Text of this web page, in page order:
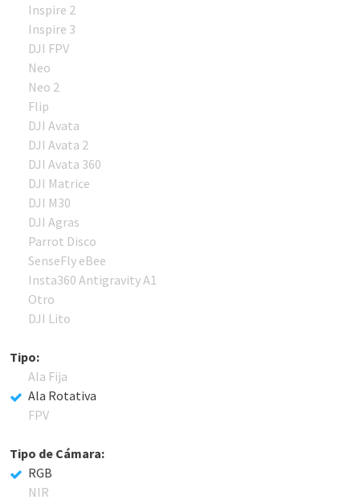
Inspire 2
Inspire 3
DJI FPV
Neo
Neo 2
Flip
DJI Avata
DJI Avata 2
DJI Avata 360
DJI Matrice
DJI M30
DJI Agras
Parrot Disco
SenseFly eBee
Insta360 Antigravity A1
Otro
DJI Lito
Tipo:
Ala Fija
Ala Rotativa
FPV
Tipo de Cámara:
RGB
NIR